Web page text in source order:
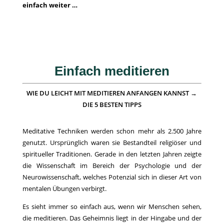
einfach weiter …
Einfach meditieren
WIE DU LEICHT MIT MEDITIEREN ANFANGEN KANNST →
DIE 5 BESTEN TIPPS
Meditative Techniken werden schon mehr als 2.500 Jahre
genutzt. Ursprünglich waren sie Bestandteil religiöser und
spiritueller Traditionen. Gerade in den letzten Jahren zeigte
die Wissenschaft im Bereich der Psychologie und der
Neurowissenschaft, welches Potenzial sich in dieser Art von
mentalen Übungen verbirgt.
Es sieht immer so einfach aus, wenn wir Menschen sehen,
die meditieren. Das Geheimnis liegt in der Hingabe und der